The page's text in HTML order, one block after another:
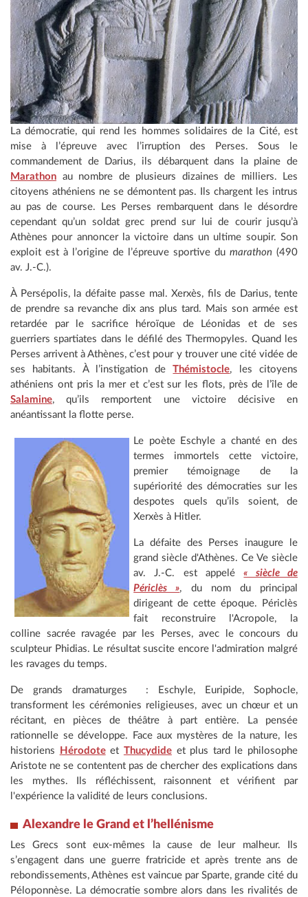
La démocratie, qui rend les hommes solidaires de la Cité, est
mise à l’épreuve avec l’irruption des Perses. Sous le
commandement de Darius, ils débarquent dans la plaine de
Marathon au nombre de plusieurs dizaines de milliers. Les
citoyens athéniens ne se démontent pas. Ils chargent les intrus
au pas de course. Les Perses rembarquent dans le désordre
cependant qu’un soldat grec prend sur lui de courir jusqu’à
Athènes pour annoncer la victoire dans un ultime soupir. Son
exploit est à l’origine de l’épreuve sportive du marathon (490
av. J.-C.).
À Persépolis, la défaite passe mal. Xerxès, fils de Darius, tente
de prendre sa revanche dix ans plus tard. Mais son armée est
retardée par le sacrifice héroïque de Léonidas et de ses
guerriers spartiates dans le défilé des Thermopyles. Quand les
Perses arrivent à Athènes, c’est pour y trouver une cité vidée de
ses habitants. À l’instigation deThémistocle, les citoyens
athéniens ont pris la mer et c’est sur les flots, près de l’île de
Salamine, qu’ils remportent une victoire décisive en
anéantissant la flotte perse.
Le poète Eschyle a chanté en des
termes immortels cette victoire,
premier témoignage de la
supériorité des démocraties sur les
despotes quels qu’ils soient, de
Xerxès à Hitler.
La défaite des Perses inaugure le
grand siècle d'Athènes. Ce Ve siècle
av. J.-C. est appelé« siècle de
Périclès », du nom du principal
dirigeant de cette époque. Périclès
fait reconstruire l'Acropole, la
colline sacrée ravagée par les Perses, avec le concours du
sculpteur Phidias. Le résultat suscite encore l'admiration malgré
les ravages du temps.
De grands dramaturges : Eschyle, Euripide, Sophocle,
transforment les cérémonies religieuses, avec un chœur et un
récitant, en pièces de théâtre à part entière. La pensée
rationnelle se développe. Face aux mystères de la nature, les
historiens
Hérodoteet Thucydideet plus tard le philosophe
Aristote ne se contentent pas de chercher des explications dans
les mythes. Ils réfléchissent, raisonnent et vérifient par
l'expérience la validité de leurs conclusions.
Alexandre le Grand et l’hellénisme
Les Grecs sont eux-mêmes la cause de leur malheur. Ils
s’engagent dans une guerre fratricide et après trente ans de
rebondissements, Athènes est vaincue par Sparte, grande cité du
Péloponnèse. La démocratie sombre alors dans les rivalités de